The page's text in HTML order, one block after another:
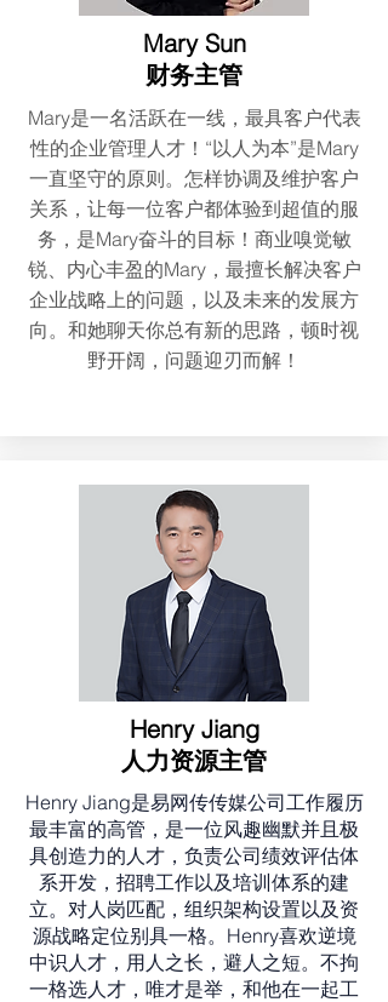
Mary Sun
财务主管
Mary是一名活跃在一线，最具客户代表
性的企业管理人才！“以人为本”是Mary
一直坚守的原则。怎样协调及维护客户
关系，让每一位客户都体验到超值的服
务，是Mary奋斗的目标！商业嗅觉敏
锐、内心丰盈的Mary，最擅长解决客户
企业战略上的问题，以及未来的发展方
向。和她聊天你总有新的思路，顿时视
野开阔，问题迎刃而解！
Henry Jiang
人力资源主管
Henry Jiang是易网传传媒公司工作履历
最丰富的高管，是一位风趣幽默并且极
具创造力的人才，负责公司绩效评估体
系开发，招聘工作以及培训体系的建
立。对人岗匹配，组织架构设置以及资
源战略定位别具一格。Henry喜欢逆境
中识人才，用人之长，避人之短。不拘
一格选人才，唯才是举，和他在一起工